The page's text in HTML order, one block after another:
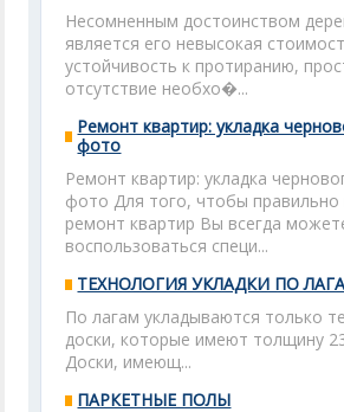
Несомненным достоинством
является его невысокая
устойчивость к протиранию,
отсутствие необхо�...
Ремонт квартир: укладка
фото
Ремонт квартир: укладка
фото Для того, чтобы правильно
ремонт квартир Вы всегда
воспользоваться специ...
ТЕХНОЛОГИЯ УКЛАДКИ ПО
По лагам укладываются только
доски, которые имеют толщину
Доски, имеющ...
ПАРКЕТНЫЕ ПОЛЫ